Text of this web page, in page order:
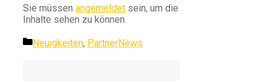
Sie müssen angemeldet sein, um die
Inhalte sehen zu können.
Kategorien
Neuigkeiten, PartnerNews